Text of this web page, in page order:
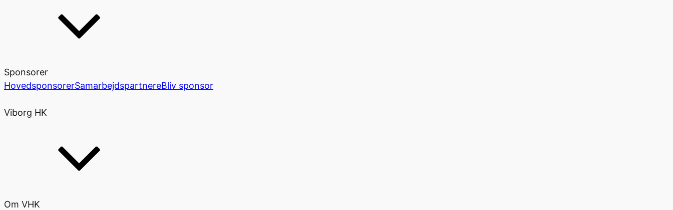
Sponsorer
HovedsponsorerSamarbejdspartnereBliv sponsor
Viborg HK
Om VHK